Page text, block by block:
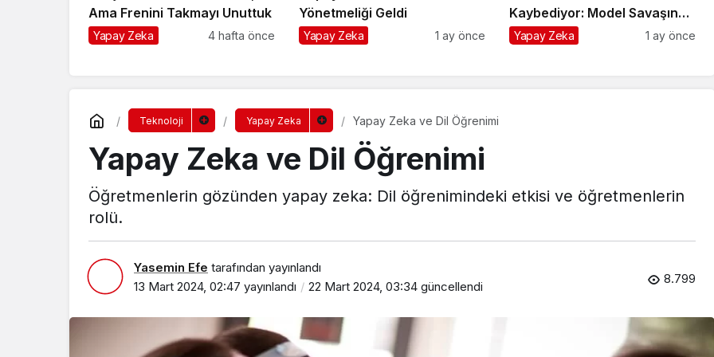
Ama Frenini Takmayı Unuttuk
Yapay Zeka 4 hafta önce
Yönetmeliği Geldi
Yapay Zeka 1 ay önce
Kaybediyor: Model Savaşında
Girişimcinin Tek Sigortası
Yapay Zeka 1 ay önce
Teknoloji Yapay Zeka Yapay Zeka ve Dil Öğrenimi
Yapay Zeka ve Dil Öğrenimi
Öğretmenlerin gözünden yapay zeka: Dil öğrenimindeki etkisi ve öğretmenlerin
rolü.
Yasemin Efe tarafından yayınlandı
13 Mart 2024, 02:47 yayınlandı 22 Mart 2024, 03:34 güncellendi 8.799